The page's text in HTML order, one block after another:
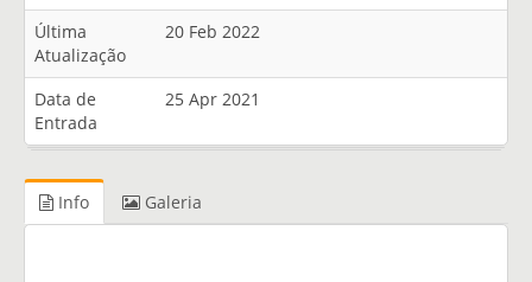
Última
Atualização
20 Feb 2022
Data de
Entrada
25 Apr 2021
Info Galeria